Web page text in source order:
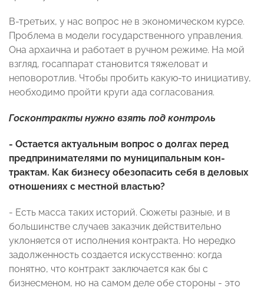
В-третьих, у нас вопрос не в экономическом курсе.
Проблема в модели государственного управления.
Она архаична и работает в ручном режиме. На мой
взгляд, госаппарат становится тяжеловат и
неповоротлив. Чтобы пробить какую-то инициативу,
необходимо пройти круги ада согласования.
Госконтракты нужно взять под контроль
- Остается актуальным вопрос о долгах перед
предпринимателями по муниципальным кон-
трактам. Как бизнесу обезопасить себя в деловых
отношениях с местной властью?
- Есть масса таких историй. Сюжеты разные, и в
большинстве случаев заказчик действительно
уклоняется от исполнения контракта. Но нередко
задолженность создается искусственно: когда
понятно, что контракт заключается как бы с
бизнесменом, но на самом деле обе стороны - это